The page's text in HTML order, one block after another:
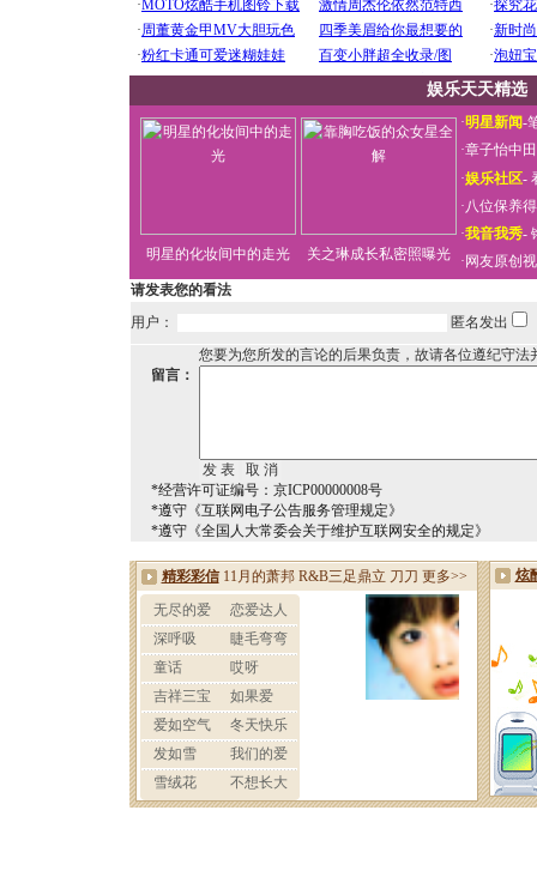
娱乐天天精选
明星的化妆间中的走光 关之琳成长私密照曝光
·明星新闻-
·章子怡中
·娱乐社区-
·八位保养
·我音我秀-
· 网友原创
请发表您的看法
用户：
匿名发出
您要为您所发的言论的后果负责，故请各位遵纪守法
留言：
*经营许可证编号：京ICP00000008号
*遵守《互联网电子公告服务管理规定》
*遵守《全国人大常委会关于维护互联网安全的规定》